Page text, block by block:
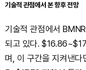
기술적 관점에서 본 향후 전망
기술적 관점에서
되고 있다.
며, 이 구간을 지켜낸